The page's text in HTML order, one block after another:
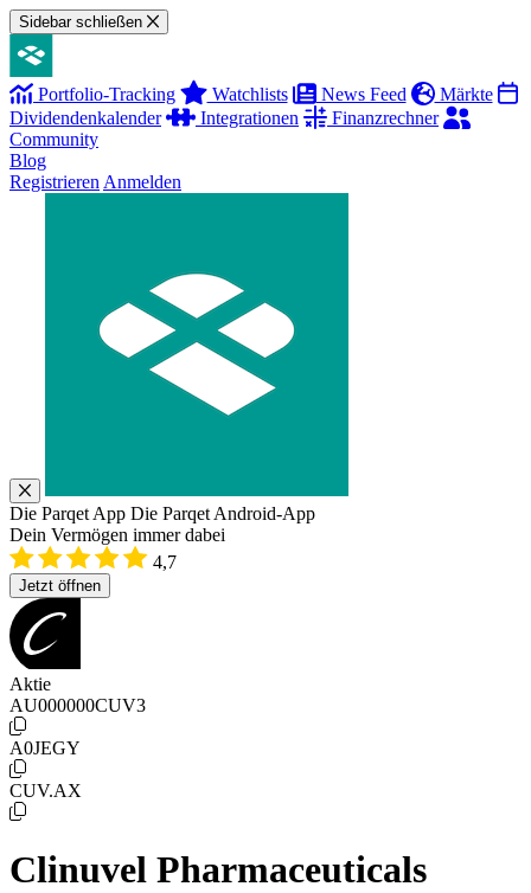
Sidebar schließen
Portfolio-Tracking Watchlists News Feed
Märkte
Dividendenkalender
Integrationen
Finanzrechner
Community
Blog
Registrieren Anmelden
Die Parqet App Die Parqet Android-App
Dein Vermögen immer dabei
4,7
Jetzt öffnen
Aktie
AU000000CUV3
A0JEGY
CUV.AX
Clinuvel Pharmaceuticals